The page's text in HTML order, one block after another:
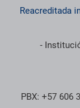
Reacreditada
-
PBX: +57 606